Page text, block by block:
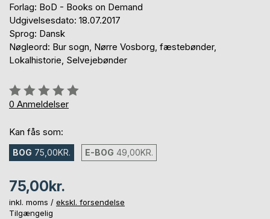
Forlag: BoD - Books on Demand
Udgivelsesdato: 18.07.2017
Sprog: Dansk
Nøgleord: Bur sogn, Nørre Vosborg, fæstebønder,
Lokalhistorie, Selvejebønder
Anmeldelse::
0%
0 Anmeldelser
Kan fås som:
BOG 75,00KR. E-BOG 49,00KR.
75,00kr.
inkl. moms / ekskl. forsendelse
Tilgængelig